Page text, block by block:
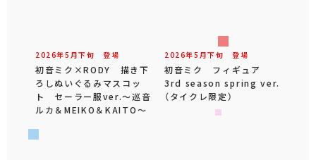
2026年5 月下旬 登場
初音ミク×RODY 描き下
ろしぬいぐるみマスコッ
ト セーラー服ver.～巡音
ルカ＆MEIKO＆KAITO～
2026年5 月下旬 登場
初音ミク フィギュア
3rd season spring ver.
（タイクレ限定）